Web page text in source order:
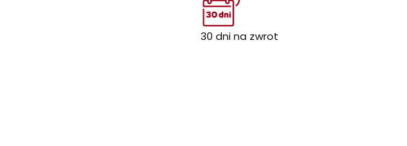
30 dni na zwrot